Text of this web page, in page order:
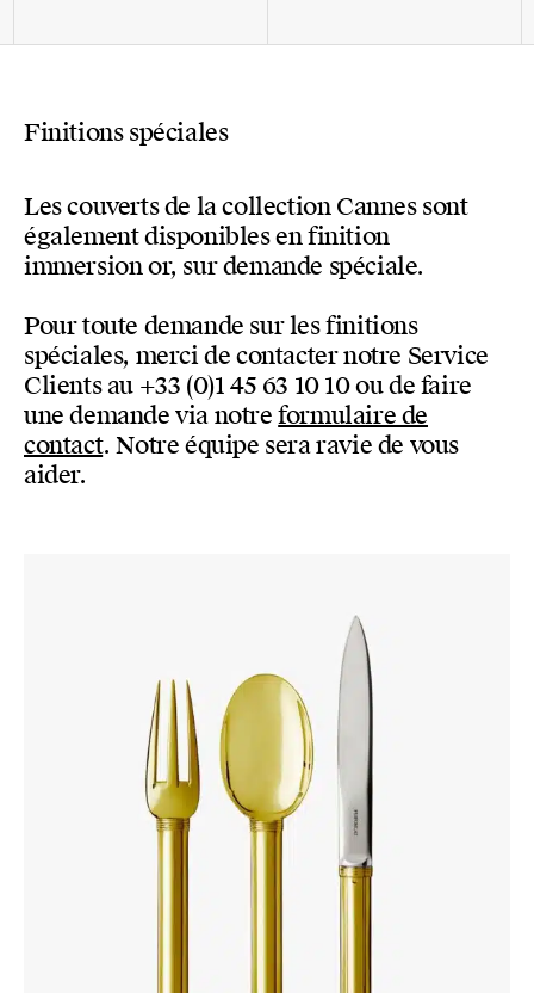
Finitions spéciales
Les couverts de la collection Cannes sont
également disponibles en finition
immersion or, sur demande spéciale.
Pour toute demande sur les finitions
spéciales, merci de contacter notre Service
Clients au +33 (0)1 45 63 10 10 ou de faire
une demande via notreformulaire de
contact. Notre équipe sera ravie de vous
aider.